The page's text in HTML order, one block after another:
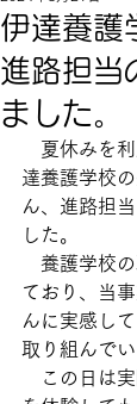
伊達養護
進路担当
ました。
夏休みを利
達養護学校
ん、進路担
した。
養護学校の
ており、当
んに実感し
取り組んでい
この日は実